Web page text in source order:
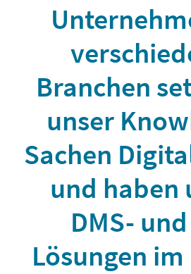
Branchen
unser
Sachen
und haben
DMS- und
Lösungen